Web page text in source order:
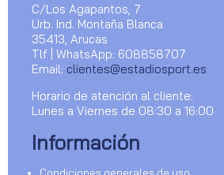
C/Los Agapantos, 7
Urb. Ind. Montaña Blanca
35413, Arucas
Tlf | WhatsApp: 608858707
Email: clientes@estadiosport.es
Horario de atención al cliente:
Lunes a Viernes de 08:30 a 16:00
Información
Condiciones generales de uso